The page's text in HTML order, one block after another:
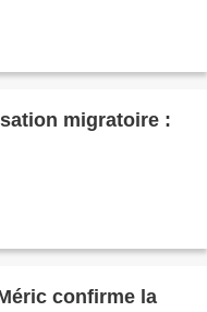
migratoire :
confirme la